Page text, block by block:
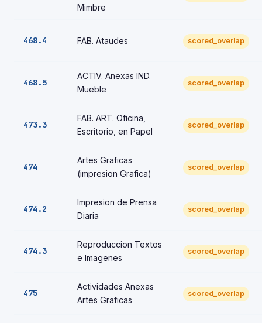
Mimbre
468.4 FAB. Ataudes scored_overlap
468.5
ACTIV. Anexas IND.
Mueble
scored_overlap
473.3
FAB. ART. Oficina,
Escritorio, en Papel
scored_overlap
474
Artes Graficas
(impresion Grafica)
scored_overlap
474.2
Impresion de Prensa
Diaria
scored_overlap
474.3
Reproduccion Textos
e Imagenes
scored_overlap
475
Actividades Anexas
Artes Graficas
scored_overlap